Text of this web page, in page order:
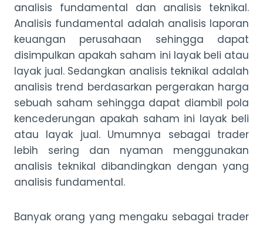
analisis fundamental dan analisis teknikal.
Analisis fundamental adalah analisis laporan
keuangan perusahaan sehingga dapat
disimpulkan apakah saham ini layak beli atau
layak jual. Sedangkan analisis teknikal adalah
analisis trend berdasarkan pergerakan harga
sebuah saham sehingga dapat diambil pola
kencederungan apakah saham ini layak beli
atau layak jual. Umumnya sebagai trader
lebih sering dan nyaman menggunakan
analisis teknikal dibandingkan dengan yang
analisis fundamental.
Banyak orang yang mengaku sebagai trader